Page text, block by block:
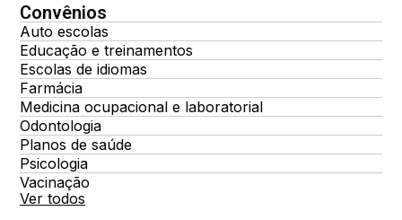
Convênios
Auto escolas
Educação e treinamentos
Escolas de idiomas
Farmácia
Medicina ocupacional e laboratorial
Odontologia
Planos de saúde
Psicologia
Vacinação
Ver todos